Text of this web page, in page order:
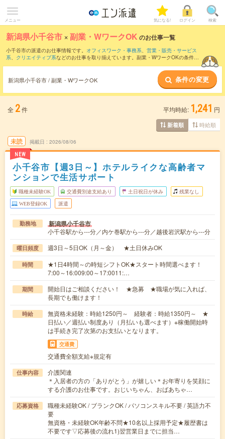
メニュー 気になる! ログイン 検索
新潟県小千谷市 ×副業・WワークOK のお仕事一覧
小千谷市の派遣のお仕事情報です。 オフィスワーク・事務系、 営業・販売・サービス
系、 クリエイティブ系などのお仕事を取り揃えています。副業・WワークOKの条件の
新潟県小千谷市 / 副業・WワークOK 条件の変更
全 2件 平均時給: 1,241 円
新着順 時給順
未読
NEW
掲載日 2026/08/06
小千谷市【週3日～】ホテルライクな高齢者マ
ンションで生活サポート
職種未経験OK 交通費別途支給あり 土日祝日が休み 残業なし
WEB登録OK 派遣
勤務地 新潟県小千谷市
小千谷駅から---分／内ケ巻駅から---分／越後岩沢駅から---分
曜日頻度 週3日～5日OK（月～金） ★土日休みOK
時間
★1日4時間～の時短シフトOK★スタート時間選べます！
7:00～16:009:00～17:0011:…
期間
開始日はご相談ください！ ★急募 ★職場が気に入れば、
長期でも働けます！
時給
無資格未経験：時給1250円～ 経験者：時給1350円～ ★
日払い／週払い制度あり（月払いも選べます）※稼働開始時
は手続き完了次第のお支払いとなります。
交通費
交通費全額支給※規定有
仕事内容
介護関連
＊入居者の方の「ありがとう」が嬉しい＊お年寄りを笑顔に
する介護のお仕事です。おじいちゃん、おばあちゃ…
応募資格
職種未経験OK / ブランクOK / パソコンスキル不要 / 英語力不
要
無資格・未経験OK年齢不問★10名以上採用予定★履歴書は
不要です▽応募後の流れ1)翌営業日までに担当…